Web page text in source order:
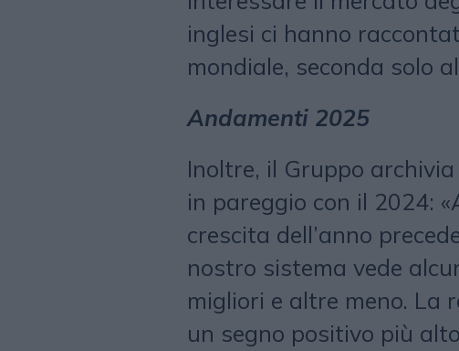
inglesi ci hanno
mondiale, seconda solo
Andamenti 2025
Inoltre, il Gruppo
in pareggio con il 2024:
crescita dell’anno
nostro sistema vede
migliori e altre meno. La
un segno positivo più